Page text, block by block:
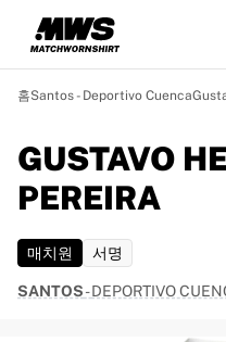
하이라이트
월드 챔피언십 경매
레전드 컬렉션
투르 드 프랑스
경매
진행 중인 모든 경매
숨은 보석
신규 등록
월드 챔피언십 경매
홈Santos - Deportivo Cuenca
GUSTAVO
PEREIRA
매치원 서명
SANTOS-DEPORTIVO